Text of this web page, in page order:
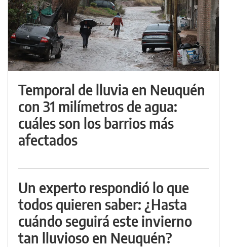
Temporal de lluvia en Neuquén
con 31 milímetros de agua:
cuáles son los barrios más
afectados
Un experto respondió lo que
todos quieren saber: ¿Hasta
cuándo seguirá este invierno
tan lluvioso en Neuquén?